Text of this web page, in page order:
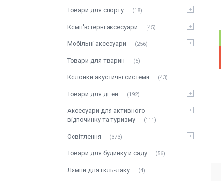
Товари для спорту 18
Комп'ютерні аксесуари 45
Мобільні аксесуари 256
Товари для тварин 5
Колонки акустичні системи 43
Товари для дітей 192
Аксесуари для активного
відпочинку та туризму
111
Освітлення 373
Товари для будинку й саду 56
Лампи для гкль-лаку 4